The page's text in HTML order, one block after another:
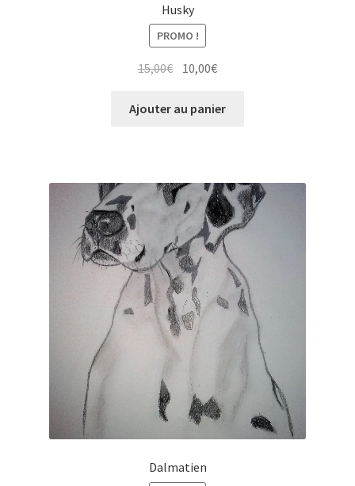
Husky
PROMO !
15,00€ Le
initial
10,00€Le
actuel
Ajouter au panier
Dalmatien